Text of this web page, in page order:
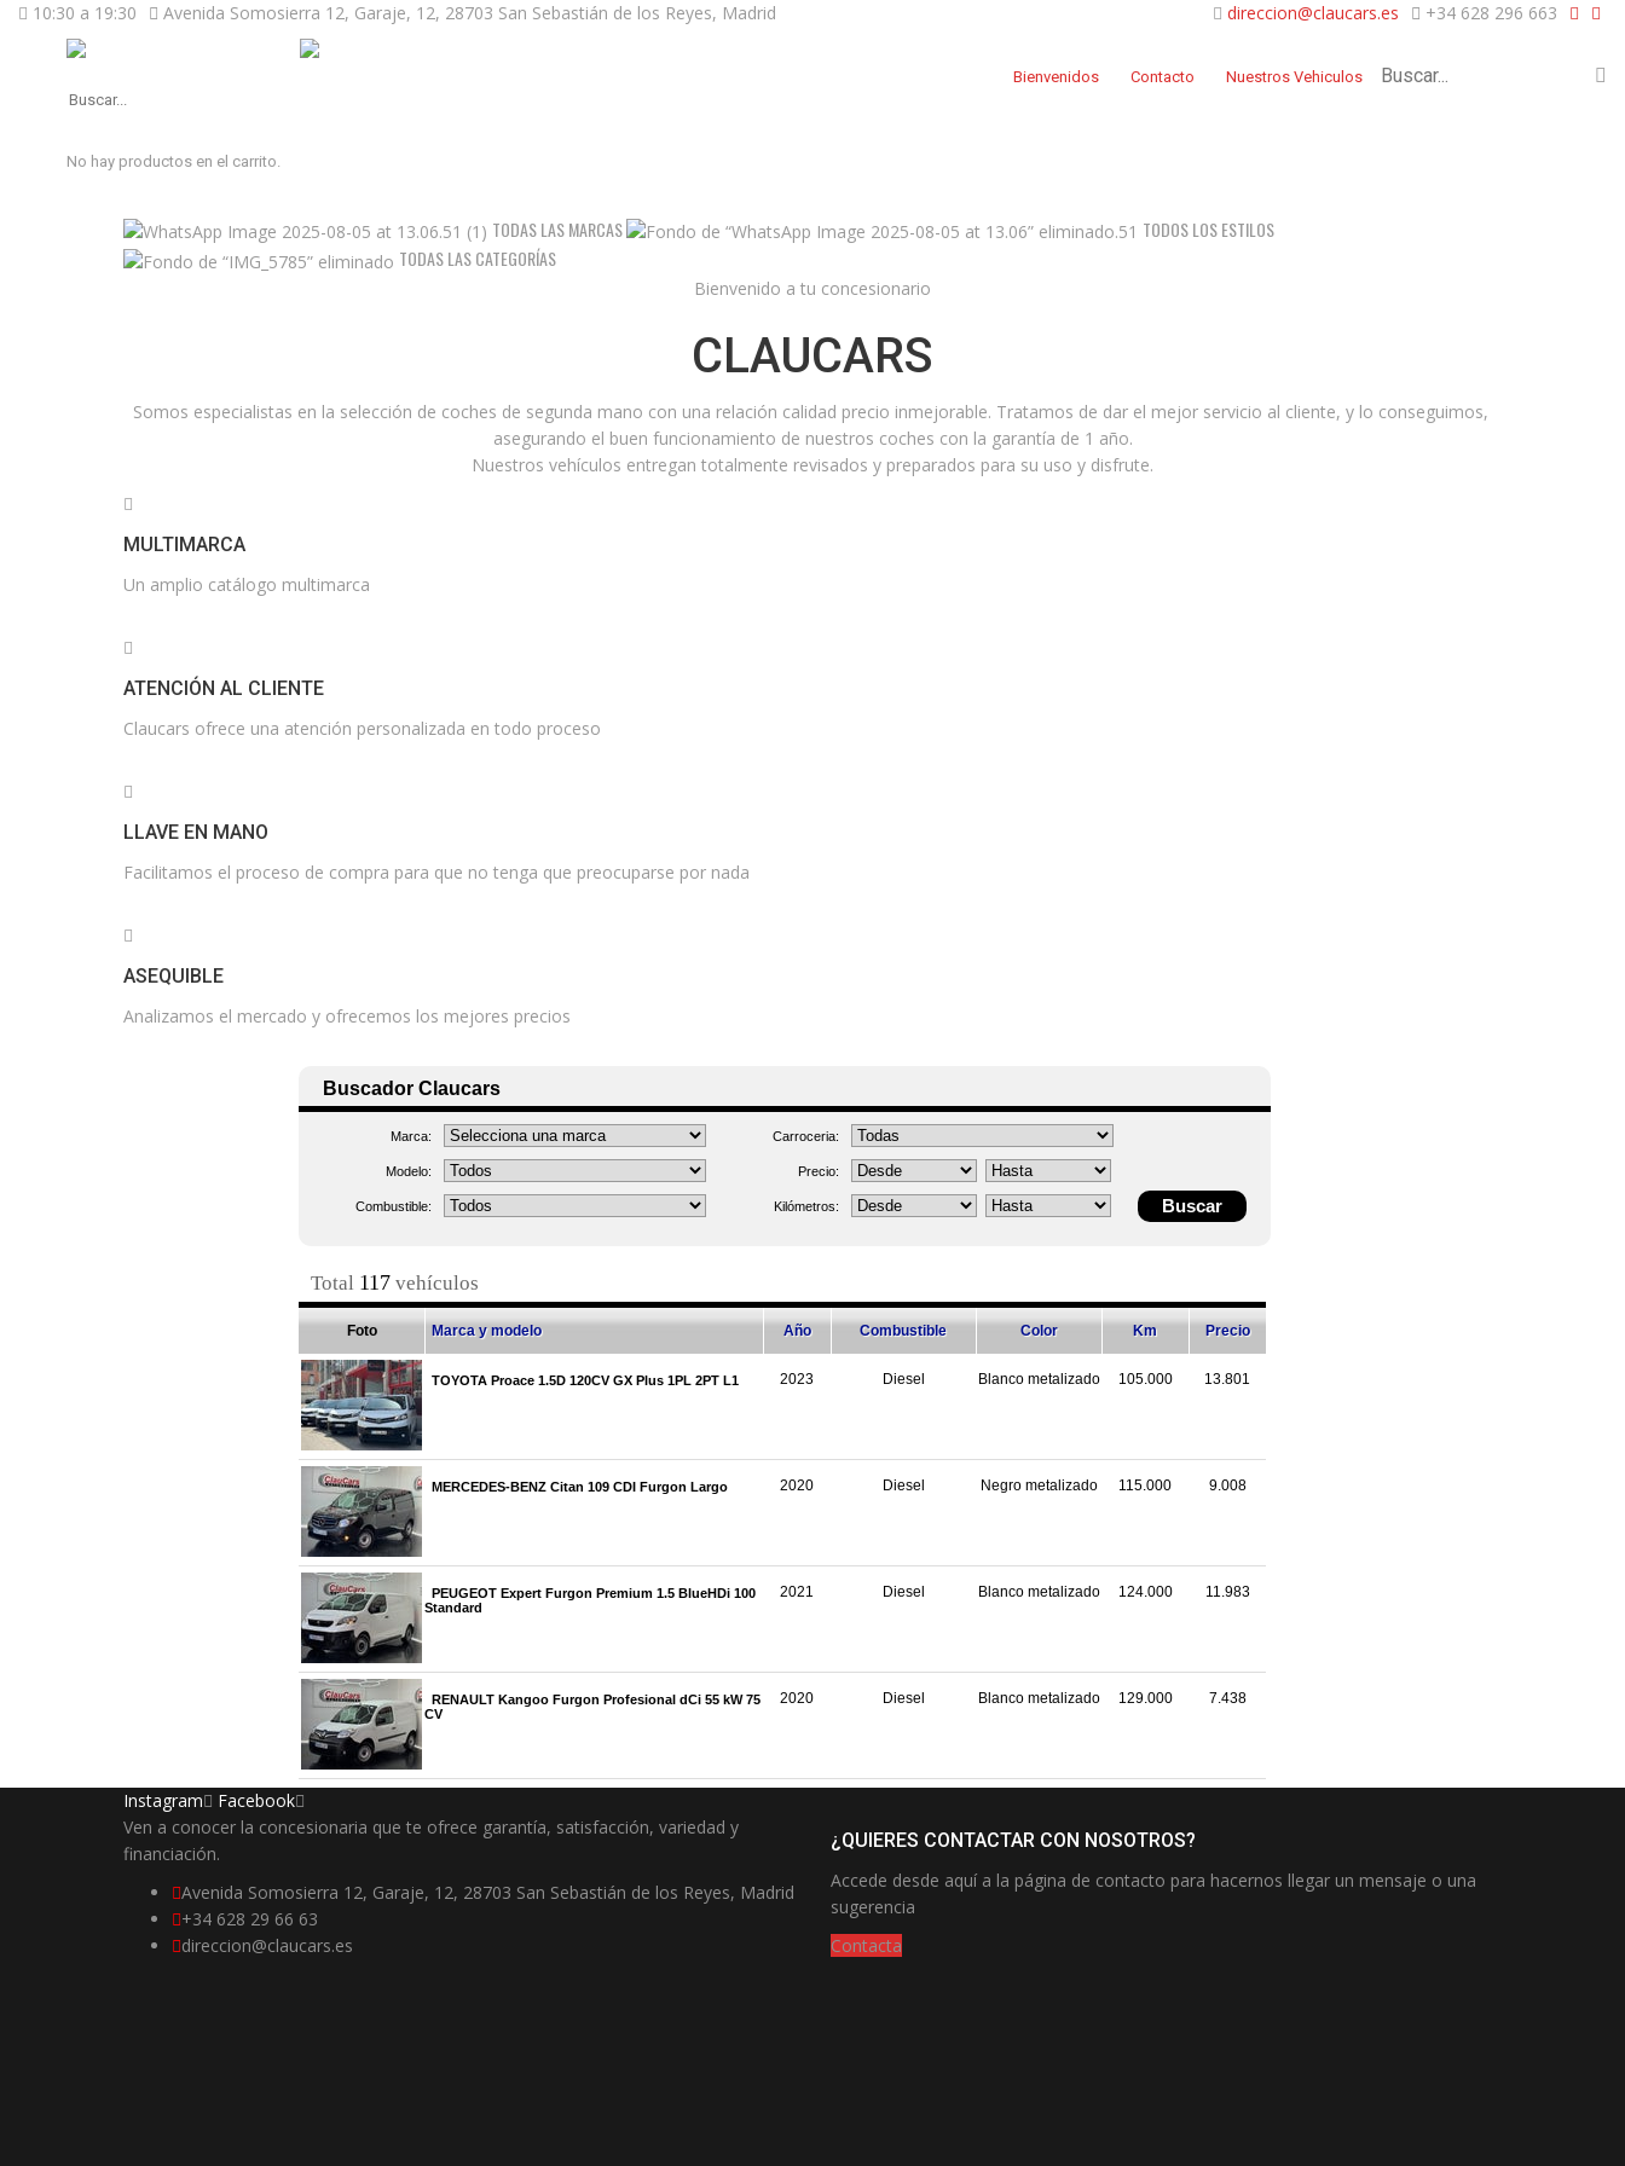
10:30 a 19:30 Avenida Somosierra 12, Garaje, 12, 28703 San Sebastián de los Reyes, Madrid direccion@claucars.es +34 628 296 663
No hay productos en el carrito.
Bienvenidos Contacto Nuestros Vehiculos
TODAS LAS MARCAS
TODOS LOS ESTILOS
TODAS LAS CATEGORÍAS
Bienvenido a tu concesionario
CLAUCARS
Somos especialistas en la selección de coches de segunda mano con una relación calidad precio inmejorable. Tratamos de dar el mejor servicio al cliente, y lo conseguimos,
asegurando el buen funcionamiento de nuestros coches con la garantía de 1 año.
Nuestros vehículos entregan totalmente revisados y preparados para su uso y disfrute.
MULTIMARCA
Un amplio catálogo multimarca
ATENCIÓN AL CLIENTE
Claucars ofrece una atención personalizada en todo proceso
LLAVE EN MANO
Facilitamos el proceso de compra para que no tenga que preocuparse por nada
ASEQUIBLE
Analizamos el mercado y ofrecemos los mejores precios
Instagram
Facebook
Ven a conocer la concesionaria que te ofrece garantía, satisfacción, variedad y
financiación.
Avenida Somosierra 12, Garaje, 12, 28703 San Sebastián de los Reyes, Madrid
+34 628 29 66 63
direccion@claucars.es
¿QUIERES CONTACTAR CON NOSOTROS?
Accede desde aquí a la página de contacto para hacernos llegar un mensaje o una
sugerencia
Contacta